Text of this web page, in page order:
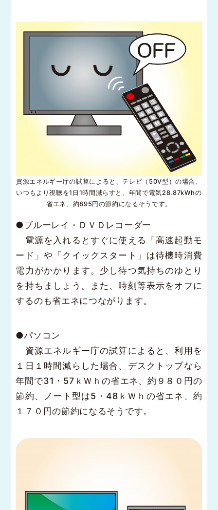
資源エネルギー庁の試算によると、テレビ（50V型）の場合、
いつもより視聴を1日1時間減らすと、年間で電気28.87kWhの
省エネ、約895円の節約になるそうです。
●ブルーレイ・ＤＶＤレコーダー
電源を入れるとすぐに使える「高速起動モ
ード」や「クイックスタート」は待機時消費
電力がかかります。少し待つ気持ちのゆとり
を持ちましょう。また、時刻等表示をオフに
するのも省エネにつながります。
●パソコン
資源エネルギー庁の試算によると、利用を
１日１時間減らした場合、デスクトップなら
年間で31・57ｋＷｈの省エネ、約９８０円の
節約、ノート型は5・48ｋＷｈの省エネ、約
１７０円の節約になるそうです。